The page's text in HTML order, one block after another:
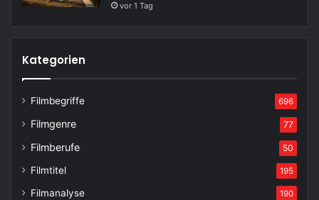
vor 1 Tag
Kategorien
Filmbegriffe 696
Filmgenre 77
Filmberufe 50
Filmtitel 195
Filmanalyse 190